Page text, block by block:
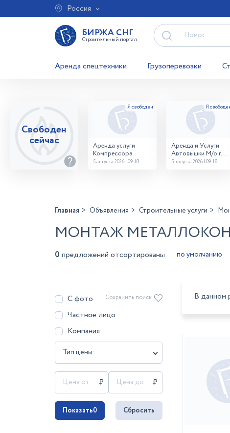
Россия
БИРЖА СНГ
Строительный портал
Аренда спецтехники Грузоперевозки
Свободен
сейчас
Аренда услуги
Компрессора
5 августа 2026 | 09:18
Аренда и Услуги
Автовышки М/о г.
Домодедово
5 августа 2026 | 09:18
Главная Объявления Строительные услуги
МОНТАЖ
0 предложений отсортированы
С фото
Частное лицо
Компания
Тип цены:
Сохранить поиск
Показать0 Сбросить
В данном